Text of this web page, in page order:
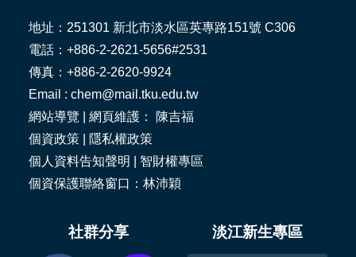
地址：251301 新北市淡水區英專路151號 C306
電話：+886-2-2621-5656#2531
傳真：+886-2-2620-9924
Email : chem@mail.tku.edu.tw
網站導覽 | 網頁維護： 陳吉福
個資政策
隱私權政策
個人資料告知聲明
智財權專區
個資保護聯絡窗口：林沛穎
社群分享 淡江新生專區